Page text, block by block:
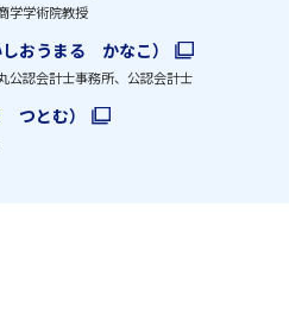
学学術院教授
おうまる かなこ）
認会計士事務所、公認会計士
とむ）